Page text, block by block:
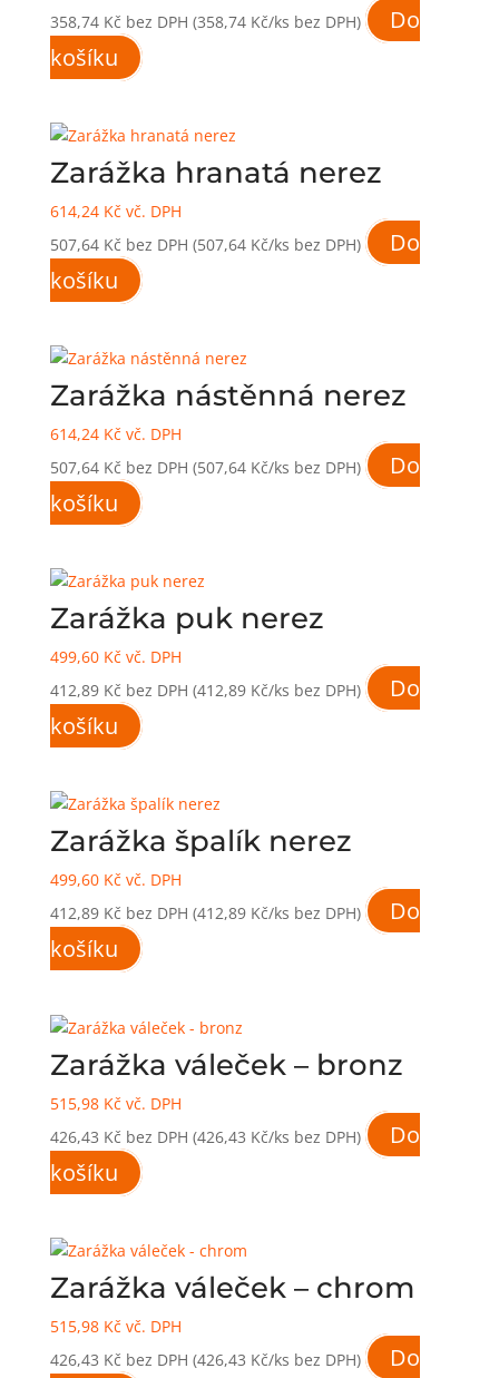
358,74 Kč bez DPH (358,74 Kč/ks bez DPH)
Do
košíku
Zarážka hranatá nerez
614,24 Kč vč. DPH
507,64 Kč bez DPH (507,64 Kč/ks bez DPH)
Do
košíku
Zarážka nástěnná nerez
614,24 Kč vč. DPH
507,64 Kč bez DPH (507,64 Kč/ks bez DPH)
Do
košíku
Zarážka puk nerez
499,60 Kč vč. DPH
412,89 Kč bez DPH (412,89 Kč/ks bez DPH)
Do
košíku
Zarážka špalík nerez
499,60 Kč vč. DPH
412,89 Kč bez DPH (412,89 Kč/ks bez DPH)
Do
košíku
Zarážka váleček – bronz
515,98 Kč vč. DPH
426,43 Kč bez DPH (426,43 Kč/ks bez DPH)
Do
košíku
Zarážka váleček – chrom
515,98 Kč vč. DPH
426,43 Kč bez DPH (426,43 Kč/ks bez DPH)
Do